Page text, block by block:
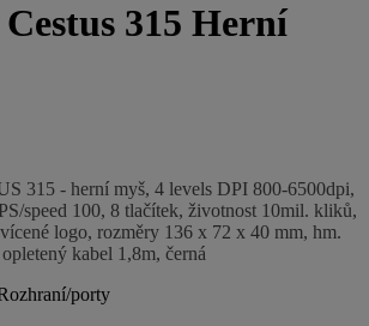
315 Herní
315 - herní myš, 4 levels DPI 800-6500dpi,
speed 100, 8 tlačítek, životnost 10mil. kliků,
logo, rozměry 136 x 72 x 40 mm, hm.
kabel 1,8m, černá
porty